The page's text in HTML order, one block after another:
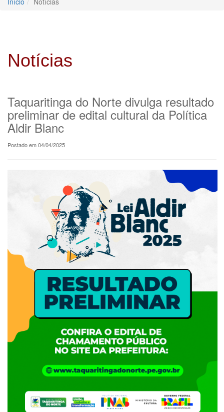
Notícias
Taquaritinga do Norte divulga resultado
preliminar de edital cultural da Política
Aldir Blanc
Postado em 04/04/2025